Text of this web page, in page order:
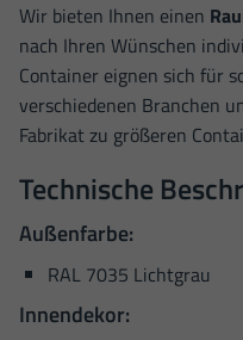
Wir bieten Ihnen einen
nach Ihren Wünschen
Container eignen sich für
verschiedenen Branchen
Fabrikat zu größeren
Technische
Außenfarbe:
RAL 7035 Lichtgrau
Innendekor: